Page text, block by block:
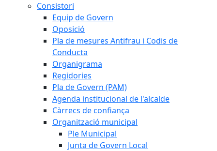
Consistori
Equip de Govern
Oposició
Pla de mesures Antifrau i Codis de
Conducta
Organigrama
Regidories
Pla de Govern (PAM)
Agenda institucional de l'alcalde
Càrrecs de confiança
Organització municipal
Ple Municipal
Junta de Govern Local